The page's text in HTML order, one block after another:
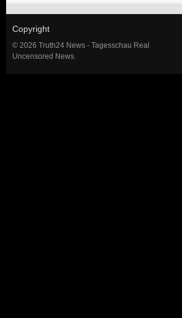
Copyright
© 2026 Truth24 News - Tagesschau Real
Uncensored News.